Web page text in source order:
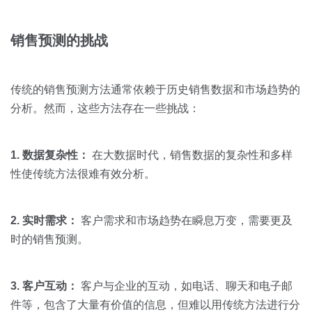
销售管理
交易跟进
培训辅导
销售预测的挑战
传统的销售预测方法通常依赖于历史销售数据和市场趋势的
分析。然而，这些方法存在一些挑战：
1. 数据复杂性： 在大数据时代，销售数据的复杂性和多样
性使传统方法很难有效分析。
2. 实时需求： 客户需求和市场趋势在瞬息万变，需要更及
时的销售预测。
3. 客户互动： 客户与企业的互动，如电话、聊天和电子邮
件等，包含了大量有价值的信息，但难以用传统方法进行分